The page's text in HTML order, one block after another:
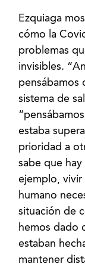
Ezquiaga
cómo la
problemas
invisibles.
pensábamos
sistema de
estaba
prioridad a
sabe que
ejemplo, vivir
humano
situación de
hemos dado
estaban
mantener